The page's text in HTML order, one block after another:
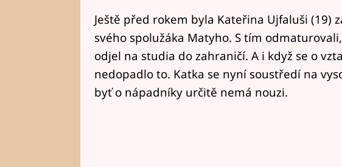
Ještě před rokem byla Kateřina Ujfaluši (19)
svého spolužáka Matyho. S tím
odjel na studia do zahraničí. A i když se o
nedopadlo to. Katka se nyní soustředí na
byť o nápadníky určitě nemá nouzi.